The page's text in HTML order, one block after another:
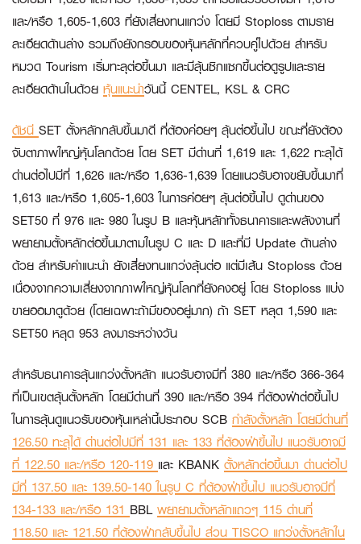
และ/หรือ 1,605-1,603 ที่ยังเสี่ยงทนแกว่ง โดยมี Stoploss ตามราย
ละเอียดด้านล่าง รวมถึงยังกรอบของหุ้นหลักที่ควบคู่ไปด้วย สำหรับ
หมวด Tourism เริ่มทะลุต่อขึ้นมา และมีลุ้นซิกแซกขึ้นต่อดูรูปและราย
ละเอียดด้านในด้วย หุ้นแนะนำวันนี้CENTEL, KSL & CRC
ดัชนี SET ตั้งหลักกลับขึ้นมาดี ที่ต้องค่อยๆ ลุ้นต่อขึ้นไป ขณะที่ยังต้อง
จับตาภาพใหญ่หุ้นโลกด้วย โดย SET มีด่านที่ 1,619 และ 1,622 ทะลุได้
ด่านต่อไปมีที่ 1,626 และ/หรือ 1,636-1,639 โดยแนวรับอาจขยับขึ้นมาที่
1,613 และ/หรือ 1,605-1,603 ในการค่อยๆ ลุ้นต่อขึ้นไป ดูด่านของ
SET50 ที่ 976 และ 980 ในรูป B และหุ้นหลักทั้งธนาคารและพลังงานที่
พยายามตั้งหลักต่อขึ้นมาตามในรูป C และ D และที่มี Update ด้านล่าง
ด้วย สำหรับคำแนะนำ ยังเสี่ยงทนแกว่งลุ้นต่อ แต่มีเส้น Stoploss ด้วย
เนื่องจากความเสี่ยงจากภาพใหญ่หุ้นโลกที่ยังคงอยู่ โดย Stoploss แบ่ง
ขายออมาดูด้วย (โดยเฉพาะถ้ามีของอยู่มาก) ถ้า SET หลุด 1,590 และ
SET50 หลุด 953 ลงมาระหว่างวัน
สำหรับธนาคารลุ้นแกว่งตั้งหลัก แนวรับอาจมีที่ 380 และ/หรือ 366-364
ที่เป็นเขตลุ้นตั้งหลัก โดยมีด่านที่ 390 และ/หรือ 394 ที่ต้องฝ่าต่อขึ้นไป
ในการลุ้นดูแนวรับของหุ้นเหล่านี้ประกอบ SCB กำลังตั้งหลัก โดยมีด่านที่
126.50 ทะลุได้ ด่านต่อไปมีที่ 131 และ 133 ที่ต้องฝ่าขึ้นไป แนวรับอาจมี
ที่ 122.50 และ/หรือ 120-119 และ KBANK ตั้งหลักต่อขึ้นมา ด่านต่อไป
มีที่ 137.50 และ 139.50-140 ในรูป C ที่ต้องฝ่าขึ้นไป แนวรับอาจมีที่
134-133 และ/หรือ 131 BBL พยายามตั้งหลักแถวๆ 115 ด่านที่
118.50 และ 121.50 ที่ต้องฝ่ากลับขึ้นไป ส่วน TISCO แกว่งตั้งหลักใน